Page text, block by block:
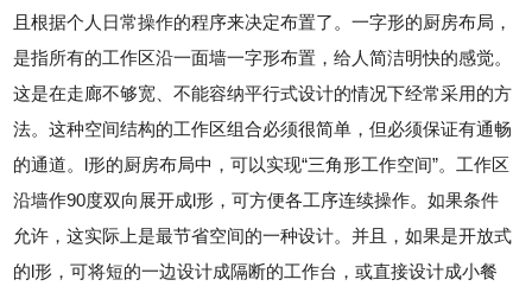
且根据个人日常操作的程序来决定布置了。一字形的厨房布局，
是指所有的工作区沿一面墙一字形布置，给人简洁明快的感觉。
这是在走廊不够宽、不能容纳平行式设计的情况下经常采用的方
法。这种空间结构的工作区组合必须很简单，但必须保证有通畅
的通道。l形的厨房布局中，可以实现“三角形工作空间”。工作区
沿墙作90度双向展开成l形，可方便各工序连续操作。如果条件
允许，这实际上是最节省空间的一种设计。并且，如果是开放式
的l形，可将短的一边设计成隔断的工作台，或直接设计成小餐